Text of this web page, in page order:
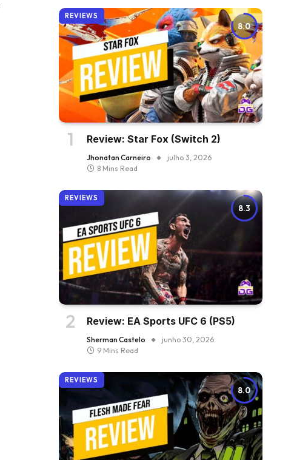
8.0
REVIEWS
Review: Star Fox (Switch 2)
Jhonatan Carneiro
julho 3, 2026
8 Mins Read
8.3
REVIEWS
Review: EA Sports UFC 6 (PS5)
Sherman Castelo
junho 30, 2026
9 Mins Read
8.0
REVIEWS